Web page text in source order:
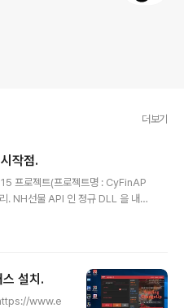
더보기
작점.
프로젝트(프로젝트명 : CyFinAP
. NH선물 API 인 정규 DLL 을 내
상태. 상세보기 : http://igotit.tist
시점- NH선물 DLL, OCX 모두 Vi
서는 로그인 과정..
설치.
https://www.e